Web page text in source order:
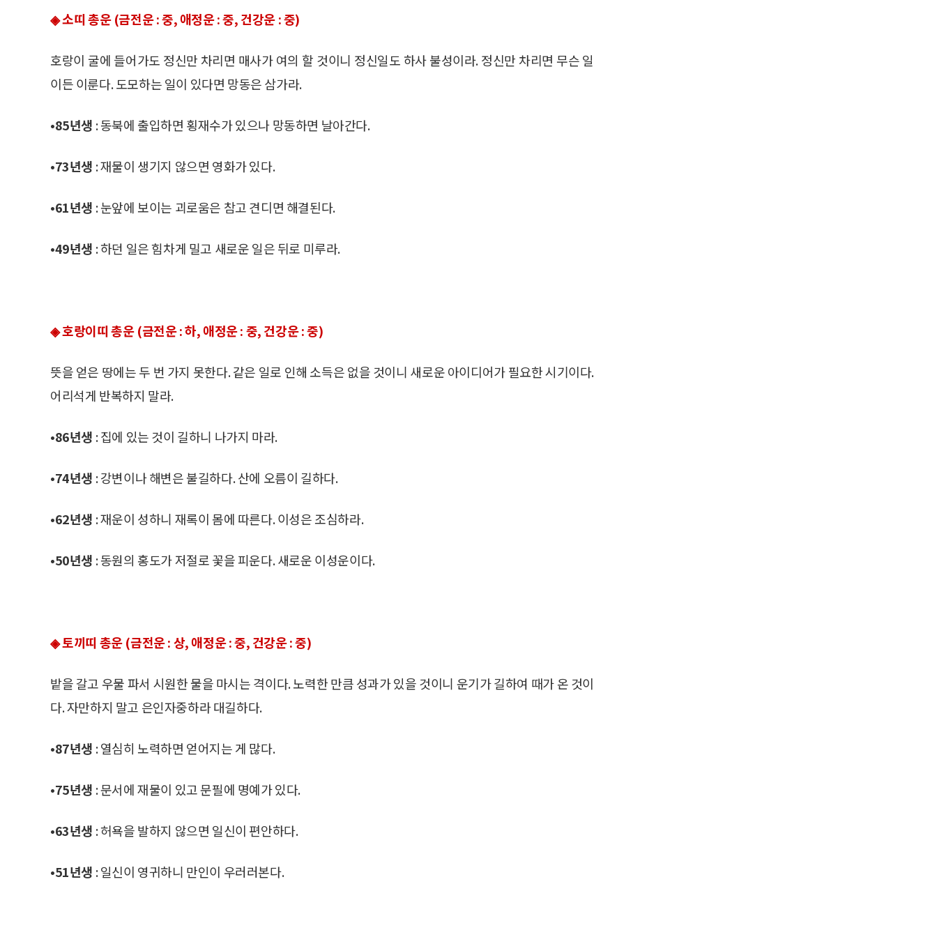
◈ 소띠 총운 (금전운 : 중, 애정운 : 중, 건강운 : 중)
호랑이 굴에 들어가도 정신만 차리면 매사가 여의 할 것이니 정신일도 하사 불성이라. 정신만 차리면 무슨 일
이든 이룬다. 도모하는 일이 있다면 망동은 삼가라.
•85년생 : 동북에 출입하면 횡재수가 있으나 망동하면 날아간다.
•73년생 : 재물이 생기지 않으면 영화가 있다.
•61년생 : 눈앞에 보이는 괴로움은 참고 견디면 해결된다.
•49년생 : 하던 일은 힘차게 밀고 새로운 일은 뒤로 미루라.
◈ 호랑이띠 총운 (금전운 : 하, 애정운 : 중, 건강운 : 중)
뜻을 얻은 땅에는 두 번 가지 못한다. 같은 일로 인해 소득은 없을 것이니 새로운 아이디어가 필요한 시기이다.
어리석게 반복하지 말라.
•86년생 : 집에 있는 것이 길하니 나가지 마라.
•74년생 : 강변이나 해변은 불길하다. 산에 오름이 길하다.
•62년생 : 재운이 성하니 재록이 몸에 따른다. 이성은 조심하라.
•50년생 : 동원의 홍도가 저절로 꽃을 피운다. 새로운 이성운이다.
◈ 토끼띠 총운 (금전운 : 상, 애정운 : 중, 건강운 : 중)
밭을 갈고 우물 파서 시원한 물을 마시는 격이다. 노력한 만큼 성과가 있을 것이니 운기가 길하여 때가 온 것이
다. 자만하지 말고 은인자중하라 대길하다.
•87년생 : 열심히 노력하면 얻어지는 게 많다.
•75년생 : 문서에 재물이 있고 문필에 명예가 있다.
•63년생 : 허욕을 발하지 않으면 일신이 편안하다.
•51년생 : 일신이 영귀하니 만인이 우러러본다.